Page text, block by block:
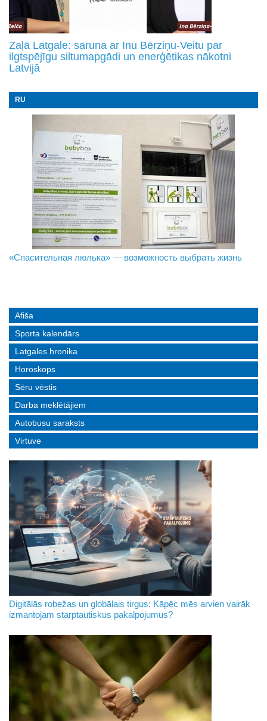
Zaļā Latgale: saruna ar Inu Bērziņu-Veitu par
ilgtspējīgu siltumapgādi un enerģētikas nākotni
Latvijā
RU
В Даугавпилсе определили сильнейших в пляжном
«Спасительная люлька» — возможность выбрать жизнь
Новое поколение пограничников: Даугавпилсское
Afiša
Sporta kalendārs
Latgales hronika
Horoskops
Sēru vēstis
Darba meklētājiem
Autobusu saraksts
Virtuve
Digitālās robežas un globālais tirgus: Kāpēc mēs arvien vairāk
izmantojam starptautiskus pakalpojumus?